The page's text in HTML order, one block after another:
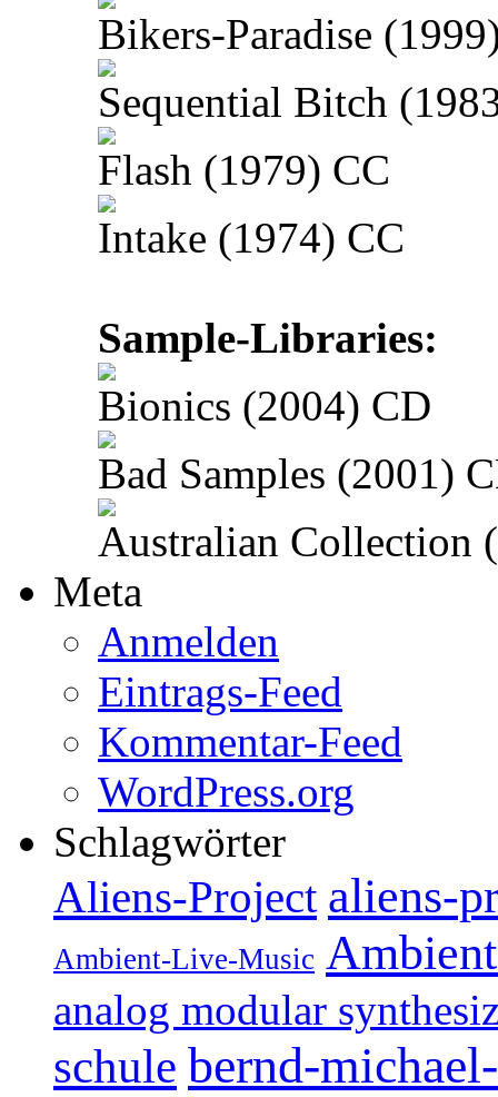
Bikers-Paradise
Sequential Bitch
Flash (1979) CC
Intake (1974) CC
Sample-Libraries:
Bionics (2004) CD
Bad Samples (2001)
Australian Collection
Meta
Anmelden
Eintrags-Feed
Kommentar-Feed
WordPress.org
Schlagwörter
Aliens-Project aliens-
Ambient-Live-Music
analog modular
schule bernd-